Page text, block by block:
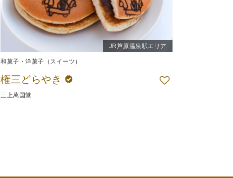
JR芦原温泉駅エリア
和菓子・洋菓子（スイーツ）
権三どらやき
三上萬国堂